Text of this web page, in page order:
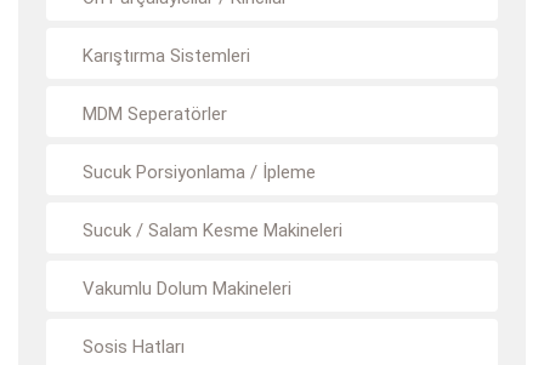
Karıştırma Sistemleri
MDM Seperatörler
Sucuk Porsiyonlama / İpleme
Sucuk / Salam Kesme Makineleri
Vakumlu Dolum Makineleri
Sosis Hatları